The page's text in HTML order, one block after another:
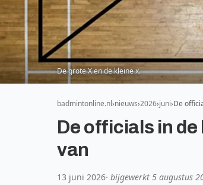
De grote X en de kleine x.
badmintonline.nl nieuws 2026 juni De
De officials in
van
13 juni 2026· bijgewerkt 5 augustus